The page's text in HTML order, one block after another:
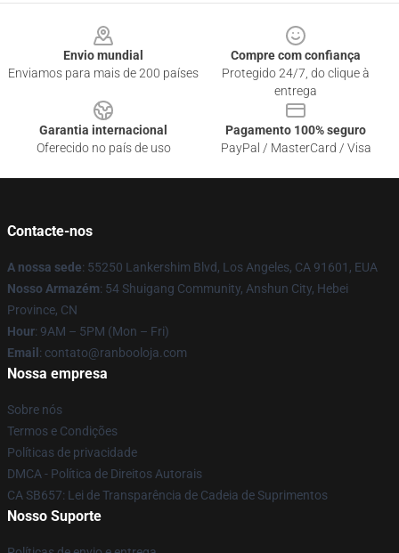
Envio mundial
Enviamos para mais de 200 países
Compre com confiança
Protegido 24/7, do clique à
entrega
Garantia internacional
Oferecido no país de uso
Pagamento 100% seguro
PayPal / MasterCard / Visa
Contacte-nos
A nossa sede: 55250 Lankershim Blvd, Los Angeles, CA 91601, EUA
Nosso Armazém: 54 Shuigang Community, Anshun City, Hebei
Province, CN
Hour: 9AM – 5PM (Mon – Fri)
Email : contato@ranbooloja.com
Nossa empresa
Sobre nós
Termos e Condições
Políticas de privacidade
DMCA - Política de Direitos Autorais
CA SB657: Lei de Transparência de Cadeia de Suprimentos
Nosso Suporte